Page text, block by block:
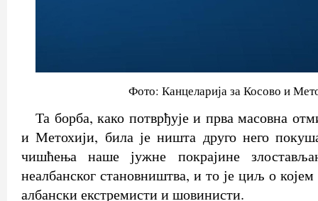
Фото: Канцеларија за Косово и
Та борба, како потврђује и прва масовна
и Метохији, била је ништа друго него
чишћења наше јужне покрајине
неалбанског становништва, и то је циљ о
албански екстремисти и шовинисти.